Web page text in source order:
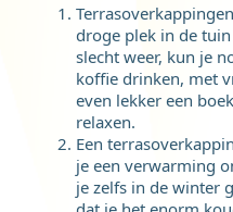
droge plek in de
slecht weer, kun je
koffie drinken, met
even lekker een
relaxen.
Een
je een verwarming
je zelfs in de winter